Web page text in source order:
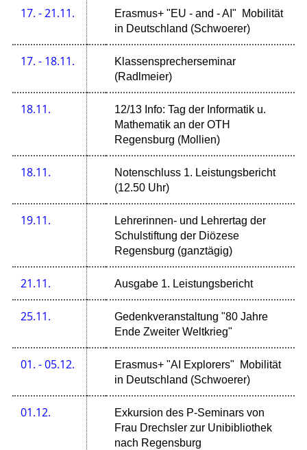
17. - 21.11.
Erasmus+ "EU - and - AI" Mobilität
in Deutschland (Schwoerer)
17. - 18.11.
Klassensprecherseminar
(Radlmeier)
18.11.
12/13 Info: Tag der Informatik u.
Mathematik an der OTH
Regensburg (Mollien)
18.11.
Notenschluss 1. Leistungsbericht
(12.50 Uhr)
19.11.
Lehrerinnen- und Lehrertag der
Schulstiftung der Diözese
Regensburg (ganztägig)
21.11. Ausgabe 1. Leistungsbericht
25.11.
Gedenkveranstaltung "80 Jahre
Ende Zweiter Weltkrieg"
01. - 05.12.
Erasmus+ "AI Explorers" Mobilität
in Deutschland (Schwoerer)
01.12.
Exkursion des P-Seminars von
Frau Drechsler zur Unibibliothek
nach Regensburg